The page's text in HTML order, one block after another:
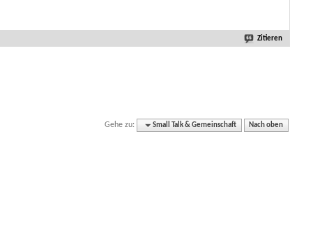
Zitieren
Gehe zu: Small Talk & Gemeinschaft Nach oben